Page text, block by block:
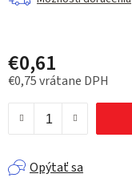
€0,61
€0,75 vrátane DPH
Opýtať sa